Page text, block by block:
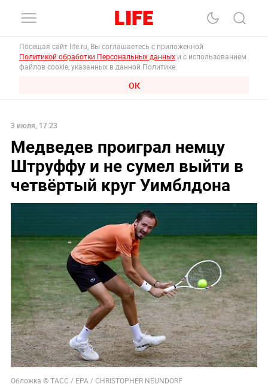
Посещая сайт life.ru, Вы соглашаетесь с приложенной
Политикой обработки Персональных данных и с использованием
файлов cookie, указанных в данной Политике.
ОК
3 июля, 17:23
Медведев проиграл немцу
Штруффу и не сумел выйти в
четвёртый круг Уимблдона
Обложка © ТАСС / EPA / CHRISTOPHER NEUNDORF